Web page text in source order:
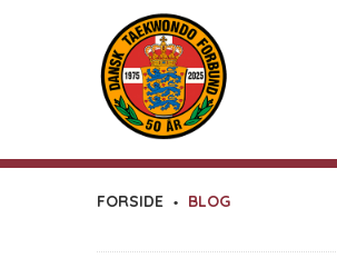
FORSIDE BLOG